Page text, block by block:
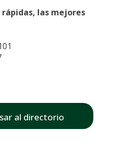
las mejores
al directorio